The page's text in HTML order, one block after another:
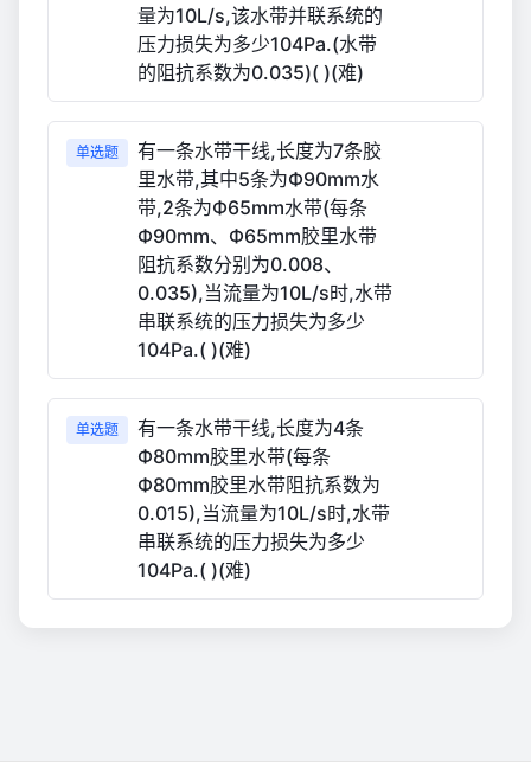
量为10L/s,该水带并联系统的
压力损失为多少104Pa.(水带
的阻抗系数为0.035)( )(难)
单选题
有一条水带干线,长度为7条胶
里水带,其中5条为Ф90mm水
带,2条为Ф65mm水带(每条
Ф90mm、Ф65mm胶里水带
阻抗系数分别为0.008、
0.035),当流量为10L/s时,水带
串联系统的压力损失为多少
104Pa.( )(难)
单选题
有一条水带干线,长度为4条
Ф80mm胶里水带(每条
Ф80mm胶里水带阻抗系数为
0.015),当流量为10L/s时,水带
串联系统的压力损失为多少
104Pa.( )(难)